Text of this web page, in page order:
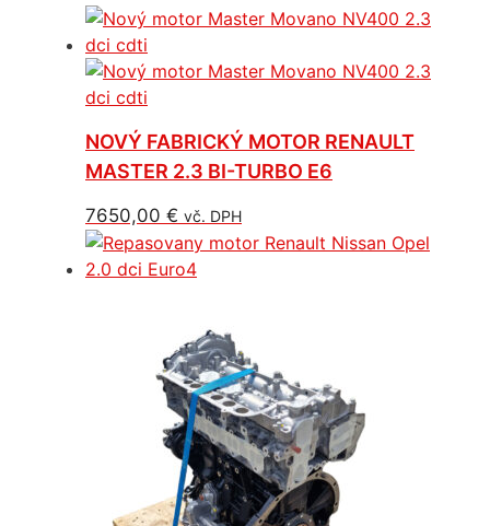
NOVÝ FABRICKÝ MOTOR RENAULT
MASTER 2.3 BI-TURBO E6
7650,00 € vč. DPH